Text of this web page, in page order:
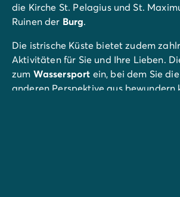
die Kirche St. Pelagius und St.
Ruinen der Burg.
Die istrische Küste bietet zudem
Aktivitäten für Sie und Ihre Lieben.
zum Wassersport ein, bei dem Sie
anderen Perspektive aus bewundern